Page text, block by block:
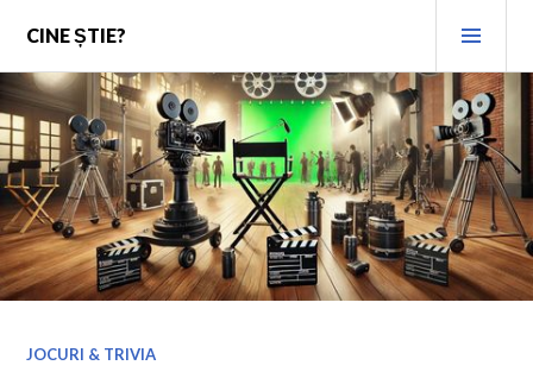
content
CINE ȘTIE?
JOCURI & TRIVIA